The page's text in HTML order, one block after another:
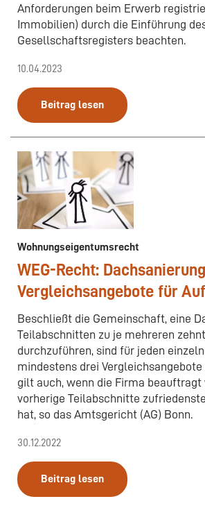
Anforderungen beim Erwerb
Immobilien) durch die Einführung
Gesellschaftsregisters beachten.
10.04.2023
Beitrag lesen
Wohnungseigentumsrecht
WEG-Recht:
Vergleichsangebote für
Beschließt die Gemeinschaft, eine
Teilabschnitten zu je mehreren
durchzuführen, sind für jeden
mindestens drei Vergleichsangebote
gilt auch, wenn die Firma beauftragt
vorherige Teilabschnitte
hat, so das Amtsgericht (AG) Bonn.
30.12.2022
Beitrag lesen